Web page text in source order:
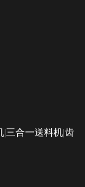
|三合一送料机|齿